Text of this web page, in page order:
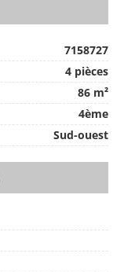
7158727
4 pièces
86 m²
4ème
Sud-ouest